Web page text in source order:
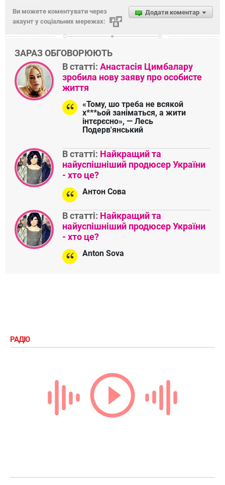
Додати коментар
Ви можете коментувати через
акаунт у соціальних мережах:
ЗАРАЗ ОБГОВОРЮЮТЬ
В статті: Анастасія Цимбалару
зробила нову заяву про особисте
життя
«Тому, шо треба не всякой
х***ьой заніматься, а жити
інтєрєсно», — Лесь
Подерв'янський
В статті: Найкращий та
найуспішніший продюсер України
- хто це?
Антон Сова
В статті: Найкращий та
найуспішніший продюсер України
- хто це?
Anton Sova
РАДІО